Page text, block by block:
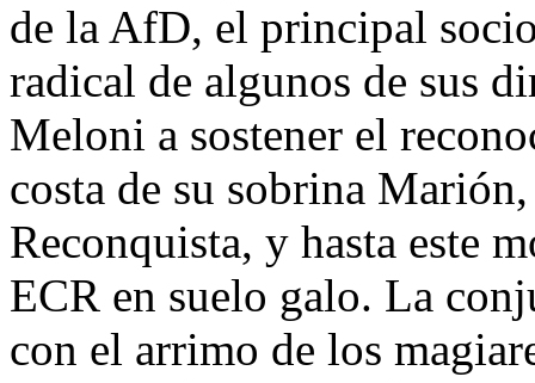
de la AfD, el principal
radical de algunos de sus
Meloni a sostener el
costa de su sobrina
Reconquista, y hasta este
ECR en suelo galo. La
con el arrimo de los